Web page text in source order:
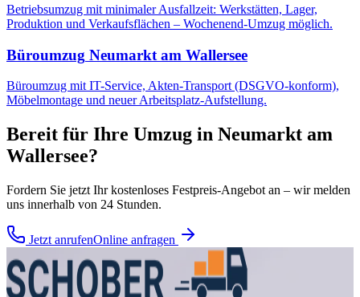
Betriebsumzug mit minimaler Ausfallzeit: Werkstätten, Lager,
Produktion und Verkaufsflächen – Wochenend-Umzug möglich.
Büroumzug Neumarkt am Wallersee
Büroumzug mit IT-Service, Akten-Transport (DSGVO-konform),
Möbelmontage und neuer Arbeitsplatz-Aufstellung.
Bereit für Ihre Umzug in Neumarkt am
Wallersee?
Fordern Sie jetzt Ihr kostenloses Festpreis-Angebot an – wir melden
uns innerhalb von 24 Stunden.
Jetzt anrufenOnline anfragen